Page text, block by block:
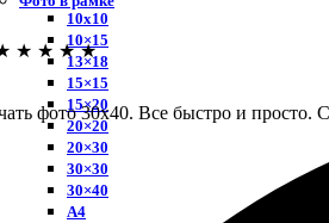
10х10
10×15
13×18
15×15
15×20
20×20
20×30
30×30
30×40
A4
★ ★ ★ ★
фото 30х40. Все быстро и